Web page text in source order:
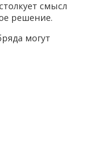
смысл
решение.
могут